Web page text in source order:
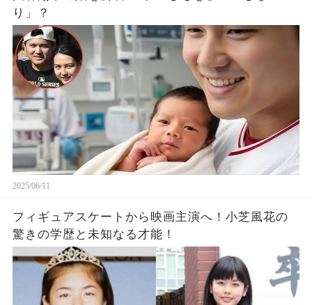
り」？
2025/06/11
フィギュアスケートから映画主演へ！小芝風花の
驚きの学歴と未知なる才能！